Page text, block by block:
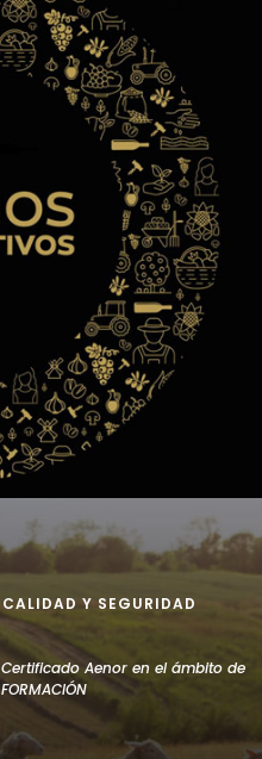
CALIDAD Y SEGURIDAD
Certificado Aenor en el ámbito de
FORMACIÓN